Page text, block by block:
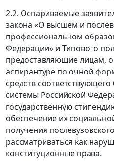
2.2. Оспариваемые
закона «О высшем и
профессиональном
Федерации» и Типового
предоставляющие лицам,
аспирантуре по очной
средств
системы Российской
государственную
обеспечение их
получения
рассматриваться как
конституционные права.